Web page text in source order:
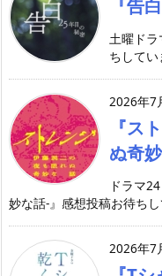
『告
土曜ド
ちして
2026年7
『ス
ぬ奇
ドラマ
妙な話-』感想投稿お待ち
2026年7